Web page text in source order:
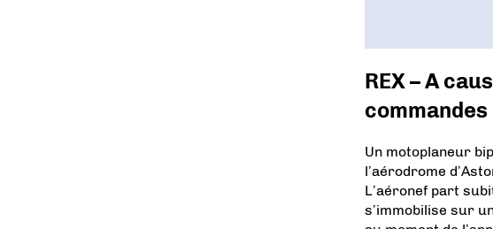
REX – A
Un motoplaneur
l’aérodrome
L’aéronef part
s’immobilise sur